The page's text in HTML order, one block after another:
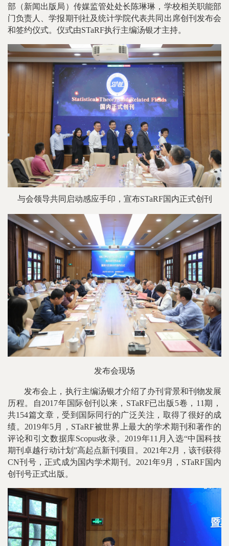
部（新闻出版局）传媒监管处处长陈琳琳，学校相关职能部
门负责人、学报期刊社及统计学院代表共同出席创刊发布会
和签约仪式。仪式由STaRF执行主编汤银才主持。
与会领导共同启动感应手印，宣布STaRF国内正式创刊
发布会现场
发布会上，执行主编汤银才介绍了办刊背景和刊物发展
历程。自2017年国际创刊以来，STaRF已出版5卷，11期，
共154篇文章，受到国际同行的广泛关注，取得了很好的成
绩。2019年5月，STaRF被世界上最大的学术期刊和著作的
评论和引文数据库Scopus收录。2019年11月入选“中国科技
期刊卓越行动计划”高起点新刊项目。2021年2月，该刊获得
CN刊号，正式成为国内学术期刊。2021年9月，STaRF国内
创刊号正式出版。